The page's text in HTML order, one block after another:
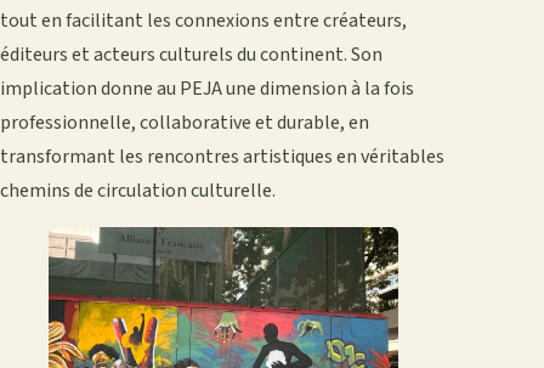
tout en facilitant les connexions entre créateurs,
éditeurs et acteurs culturels du continent. Son
implication donne au PEJA une dimension à la fois
professionnelle, collaborative et durable, en
transformant les rencontres artistiques en véritables
chemins de circulation culturelle.